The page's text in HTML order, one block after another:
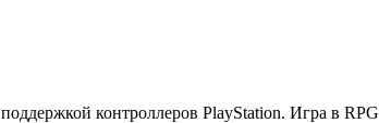
контроллеров PlayStation. Игра в RPG